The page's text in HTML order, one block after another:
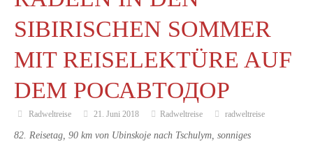
SIBIRISCHEN SOMMER
MIT REISELEKTÜRE AUF
DEM РОСАВТОДОР
Radweltreise 21. Juni 2018 Radweltreise radweltreise
82. Reisetag, 90 km von Ubinskoje nach Tschulym, sonniges